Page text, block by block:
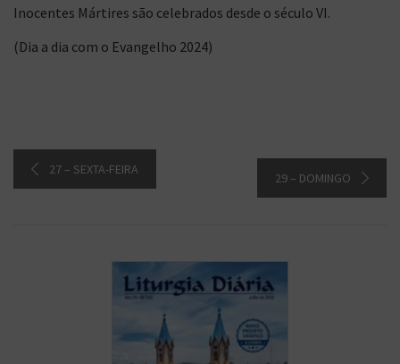
Inocentes Mártires são celebrados desde o século VI.
(Dia a dia com o Evangelho 2024)
27 – SEXTA-FEIRA
29 – DOMINGO